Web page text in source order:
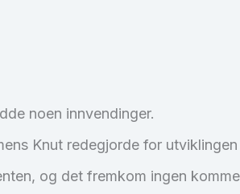
noen innvendinger.
Knut redegjorde for
og det fremkom ingen